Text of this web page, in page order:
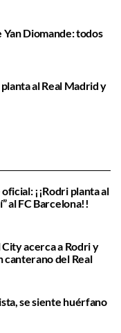
Yan Diomande: todos
al Real Madrid y
¡¡Rodri planta al
al FC Barcelona!!
City acerca a Rodri y
canterano del Real
se siente huérfano